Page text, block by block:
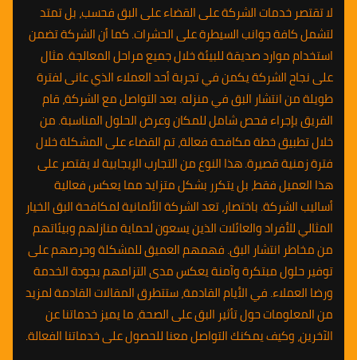
لا تقتصر خدمات الشركة على القضاء على البق فحسب، بل تمتد
لتشمل كافة جوانب السيطرة على الحشرات. كما أن الشركة تضمن
استخدام موارد صديقة للبيئة خلال جميع مراحل المعالجة. مثال
على نجاح الشركة يكمن في تجربة أحد العملاء الذي عانى لفترة
طويلة من انتشار البق في منزله. بعد التواصل مع الشركة، قام
الفريق بإجراء فحص شامل للمكان وعرض الحلول المناسبة. من
خلال تطبيق خطة مكافحة فعالة، تم القضاء على المشكلة خلال
فترة زمنية قصيرة. هذا النوع من التجارب الإيجابية لا يقتصر على
هذا العميل فقط، بل يتكرر بشكل متزايد مما يعكس فعالية
أساليب الشركة. باختصار، تعد الشركة الألمانية لمكافحة البق الخيار
المثالي للأفراد والعائلات الذين يسعون لحماية منازلهم وبيئاتهم
من مخاطر انتشار البق. فهمهم العميق للمشكلة وحرصهم على
توفير حلول مبتكرة وآمنة يعكس مدى التزامهم بجودة الخدمة
ورضا العملاء. في الأيام القادمة، ستتطرق المقالات القادمة لمزيد
من المعلومات حول تأثير البق على الصحة، ما يميز خدماتنا عن
الآخرين، وكيف يمكنك التواصل معنا للحصول على خدماتنا الفعالة.